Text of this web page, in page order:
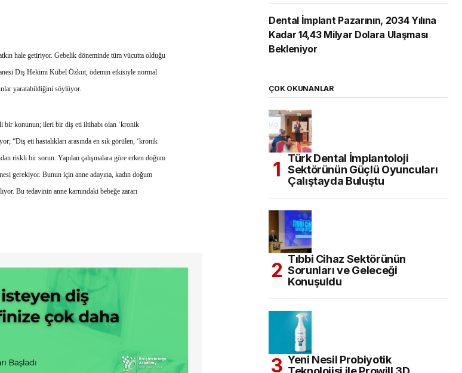
hale getiriyor. Gebelik döneminde tüm vücutta olduğu
Diş Hekimi Kübel Özkut, ödemin etkisiyle normal
yaratabildiğini söylüyor.
bir konunun; ileri bir diş eti iltihabı olan ‘kronik
“Diş eti hastalıkları arasında en sık görülen, ‘kronik
riskli bir sorun. Yapılan çalışmalara göre erken doğum
gerekiyor. Bunun için anne adayına, kadın doğum
Bu tedavinin anne karnındaki bebeğe zararı
Dental İmplant Pazarının, 2034 Yılına
Kadar 14,43 Milyar Dolara Ulaşması
Bekleniyor
ÇOK OKUNANLAR
Türk Dental İmplantoloji
Sektörünün Güçlü Oyuncuları
Çalıştayda Buluştu
Tıbbi Cihaz Sektörünün
Sorunları ve Geleceği
Konuşuldu
Yeni Nesil Probiyotik